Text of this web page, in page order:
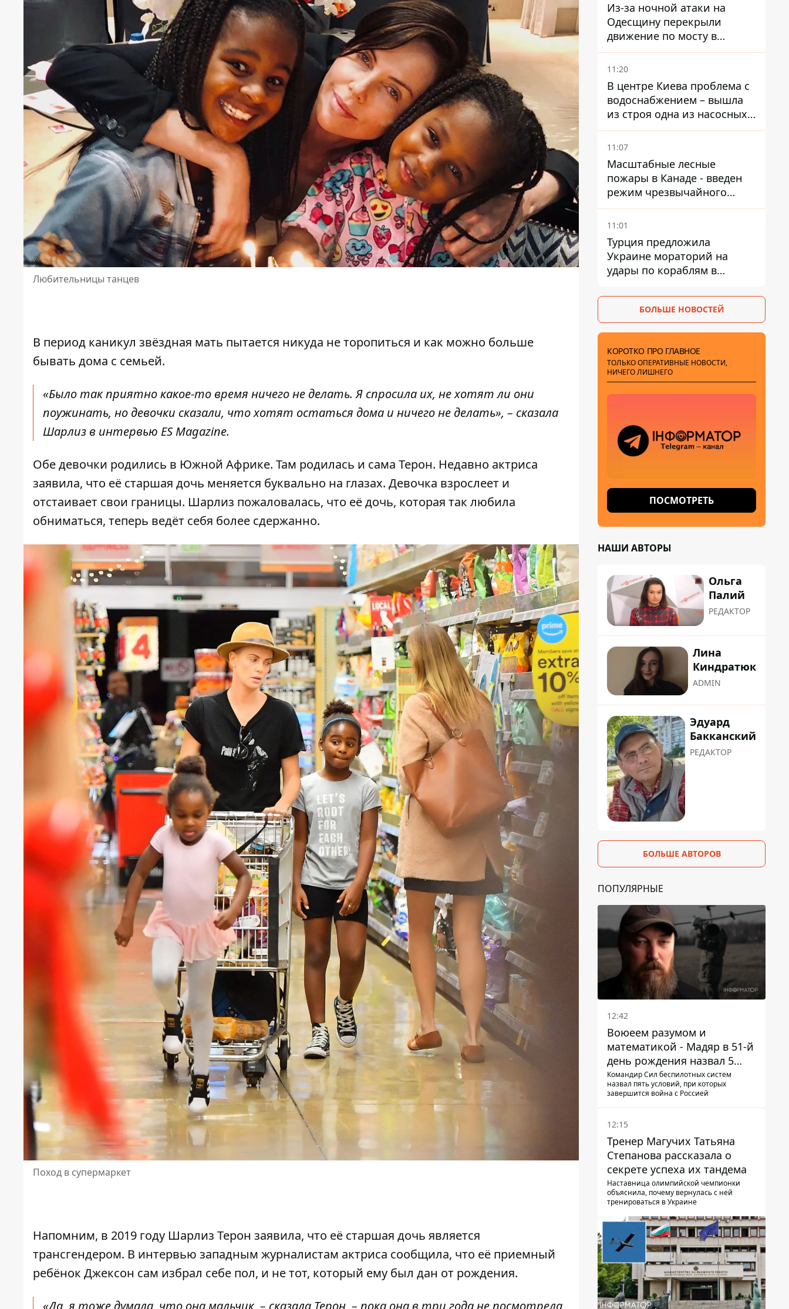
Любительницы танцев
В период каникул звёздная мать пытается никуда не торопиться и как можно больше
бывать дома с семьей.
«Было так приятно какое-то время ничего не делать. Я спросила их, не хотят ли они
поужинать, но девочки сказали, что хотят остаться дома и ничего не делать», – сказала
Шарлиз в интервью ES Magazine.
Обе девочки родились в Южной Африке. Там родилась и сама Терон. Недавно актриса
заявила, что её старшая дочь меняется буквально на глазах. Девочка взрослеет и
отстаивает свои границы. Шарлиз пожаловалась, что её дочь, которая так любила
обниматься, теперь ведёт себя более сдержанно.
Поход в супермаркет
Напомним, в 2019 году Шарлиз Терон заявила, что её старшая дочь является
трансгендером. В интервью западным журналистам актриса сообщила, что её приемный
ребёнок Джексон сам избрал себе пол, и не тот, который ему был дан от рождения.
«Да, я тоже думала, что она мальчик, – сказала Терон, – пока она в три года не посмотрела
Из-за ночной атаки на
Одесщину перекрыли
движение по мосту в
Маяках - подробности от
ГНСУ
11:20
В центре Киева проблема с
водоснабжением – вышла
из строя одна из насосных
станций
11:07
Масштабные лесные
пожары в Канаде - введен
режим чрезвычайного
положения, выехали более
20 тысяч человек
11:01
Турция предложила
Украине мораторий на
удары по кораблям в
БОЛЬШЕ НОВОСТЕЙ
КОРОТКО ПРО ГЛАВНОЕ
ТОЛЬКО ОПЕРАТИВНЫЕ НОВОСТИ,
НИЧЕГО ЛИШНЕГО
ПОСМОТРЕТЬ
НАШИ АВТОРЫ
Ольга
Палий
РЕДАКТОР
Лина
Киндратюк
ADMIN
Эдуард
Бакканский
РЕДАКТОР
БОЛЬШЕ АВТОРОВ
ПОПУЛЯРНЫЕ
12:42
Воюеем разумом и
математикой - Мадяр в 51-й
день рождения назвал 5
условий поражения РФ
Командир Сил беспилотных систем
назвал пять условий, при которых
завершится война с Россией
12:15
Тренер Магучих Татьяна
Степанова рассказала о
секрете успеха их тандема
Наставница олимпийской чемпионки
объяснила, почему вернулась с ней
тренироваться в Украине